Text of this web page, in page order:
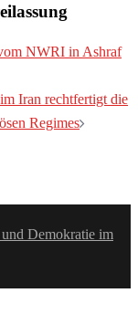
NWRI in Ashraf
Iran rechtfertigt die
Regimes
Demokratie im